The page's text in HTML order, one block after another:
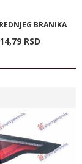
BRANIKA
79 RSD